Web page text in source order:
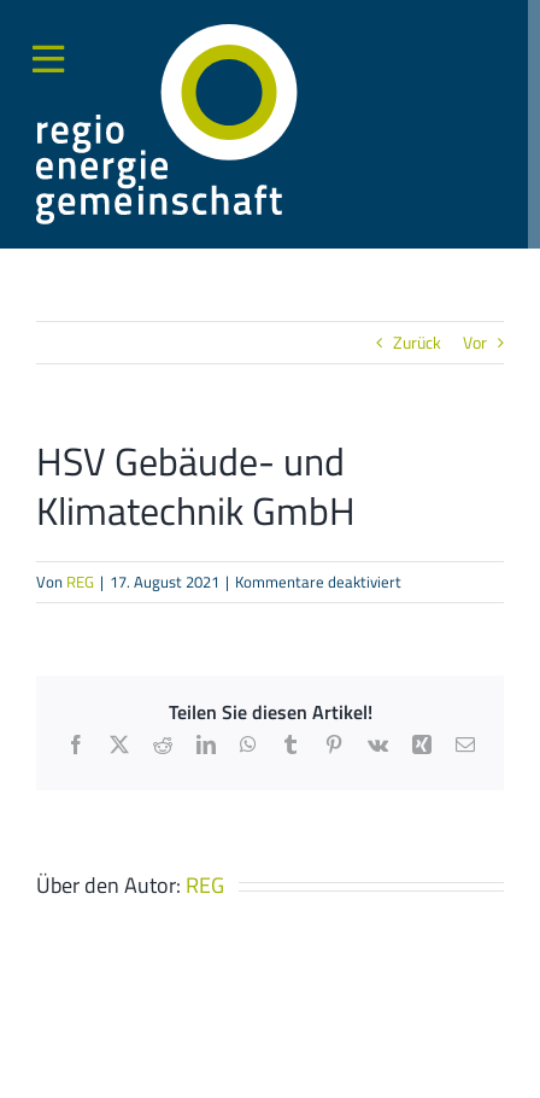
Inhalt
springen
Zurück Vor
HSV Gebäude- und
Klimatechnik GmbH
Von REG | 17. August 2021 | Kommentare deaktiviertfür
HSV
Teilen Sie diesen Artikel!
Facebook
X RedditLinkedInWhatsApp
TumblrPinterest
Vk Xing E-
Über den Autor: REG
Sliding